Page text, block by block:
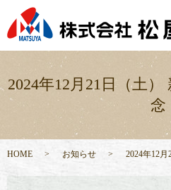
2024年12月21日（土
念
HOME お知らせ 2024年12